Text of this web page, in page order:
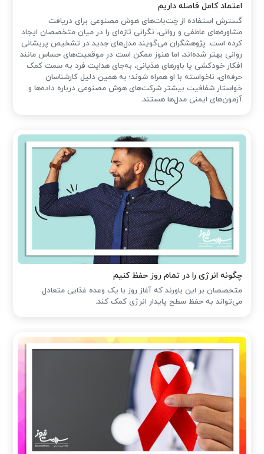
اعتماد کامل فاصله داریم
گسترش استفاده از چت‌بات‌های هوش مصنوعی برای دریافت
مشاوره‌های عاطفی و روانی، نگرانی تازه‌ای را در میان متخصصان ایجاد
کرده است. پژوهشگران می‌گویند مدل‌های جدید در تشخیص پریشانی
روانی بهتر شده‌اند، اما هنوز ممکن است در موقعیت‌های حساس مانند
افکار خودکشی یا باورهای هذیانی، به‌جای هدایت فرد به سمت کمک
حرفه‌ای، ناخواسته با او همراه شوند؛ به همین دلیل کارشناسان
خواستار شفافیت بیشتر شرکت‌های هوش مصنوعی درباره داده‌ها و
آزمون‌های ایمنی مدل‌ها هستند.
چگونه انرژی را در تمام روز حفظ کنیم
متخصصان بر این باورند که آغاز روز با یک وعده غذایی متعادل
می‌تواند به حفظ سطح پایدار انرژی کمک کند.